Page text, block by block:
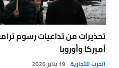
تحذيرات من تداعيات رسوم
أميركا وأوروبا
الحرب التجارية 19 يناير 2026